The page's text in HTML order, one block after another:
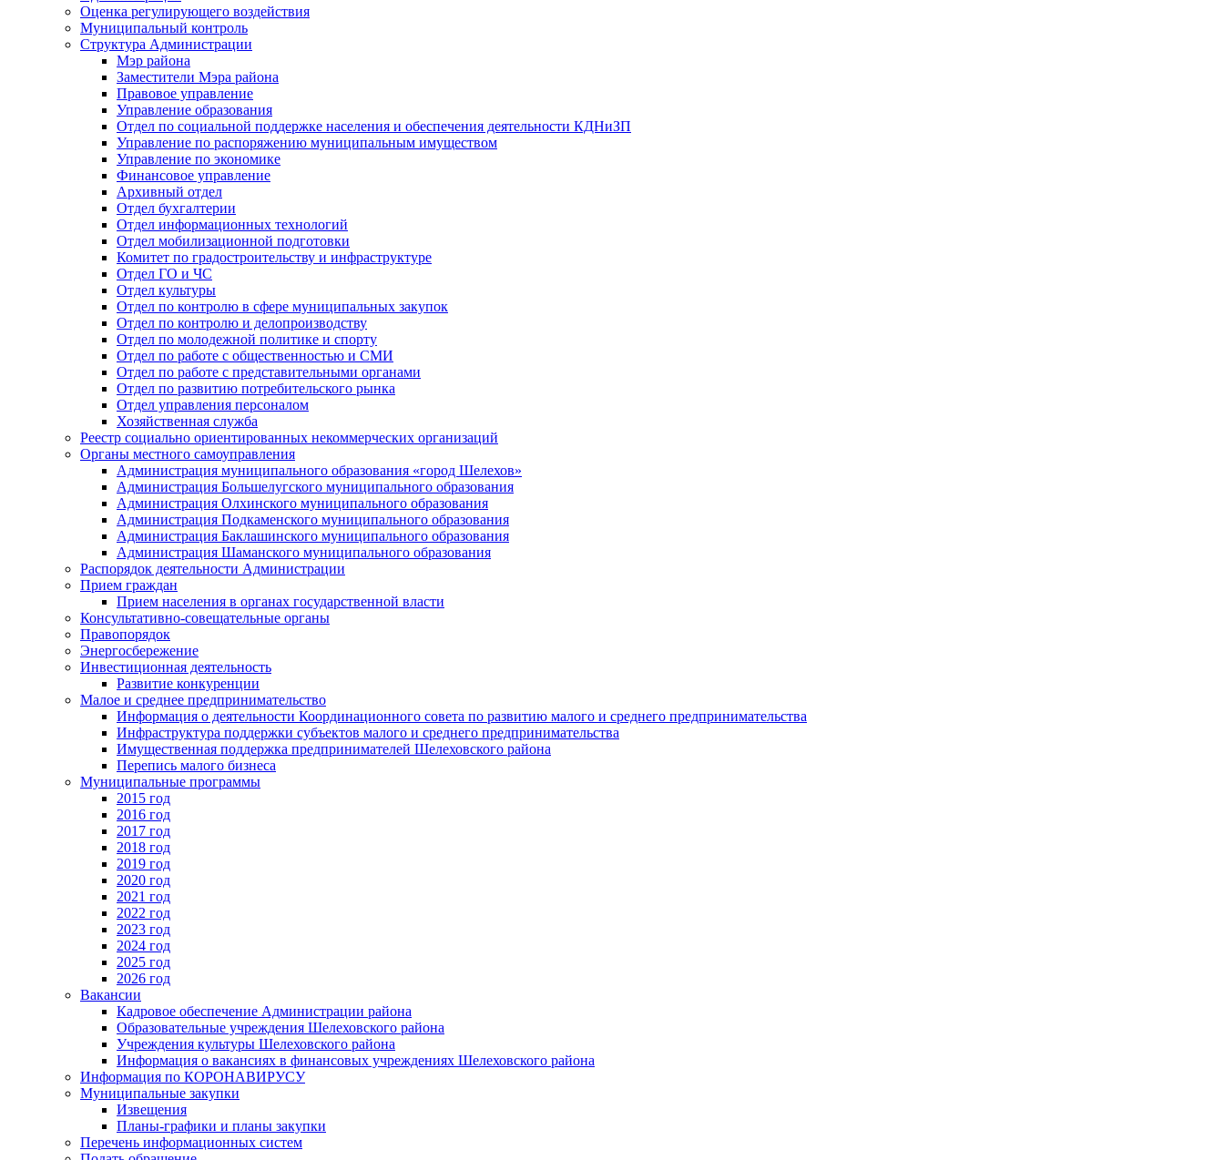
Оценка регулирующего воздействия
Муниципальный контроль
Структура Администрации
Мэр района
Заместители Мэра района
Правовое управление
Управление образования
Отдел по социальной поддержке населения и обеспечения деятельности КДНиЗП
Управление по распоряжению муниципальным имуществом
Управление по экономике
Финансовое управление
Архивный отдел
Отдел бухгалтерии
Отдел информационных технологий
Отдел мобилизационной подготовки
Комитет по градостроительству и инфраструктуре
Отдел ГО и ЧС
Отдел культуры
Отдел по контролю в сфере муниципальных закупок
Отдел по контролю и делопроизводству
Отдел по молодежной политике и спорту
Отдел по работе с общественностью и СМИ
Отдел по работе с представительными органами
Отдел по развитию потребительского рынка
Отдел управления персоналом
Хозяйственная служба
Реестр социально ориентированных некоммерческих организаций
Органы местного самоуправления
Администрация муниципального образования «город Шелехов»
Администрация Большелугского муниципального образования
Администрация Олхинского муниципального образования
Администрация Подкаменского муниципального образования
Администрация Баклашинского муниципального образования
Администрация Шаманского муниципального образования
Распорядок деятельности Администрации
Прием граждан
Прием населения в органах государственной власти
Консультативно-совещательные органы
Правопорядок
Энергосбережение
Инвестиционная деятельность
Развитие конкуренции
Малое и среднее предпринимательство
Информация о деятельности Координационного совета по развитию малого и среднего предпринимательства
Инфраструктура поддержки субъектов малого и среднего предпринимательства
Имущественная поддержка предпринимателей Шелеховского района
Перепись малого бизнеса
Муниципальные программы
2015 год
2016 год
2017 год
2018 год
2019 год
2020 год
2021 год
2022 год
2023 год
2024 год
2025 год
2026 год
Вакансии
Кадровое обеспечение Администрации района
Образовательные учреждения Шелеховского района
Учреждения культуры Шелеховского района
Информация о вакансиях в финансовых учреждениях Шелеховского района
Информация по КОРОНАВИРУСУ
Муниципальные закупки
Извещения
Планы-графики и планы закупки
Перечень информационных систем